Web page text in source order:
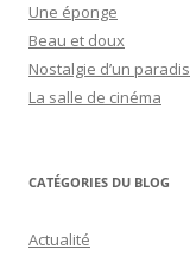
Une éponge
Beau et doux
Nostalgie d’un paradis
La salle de cinéma
CATÉGORIES DU BLOG
Actualité